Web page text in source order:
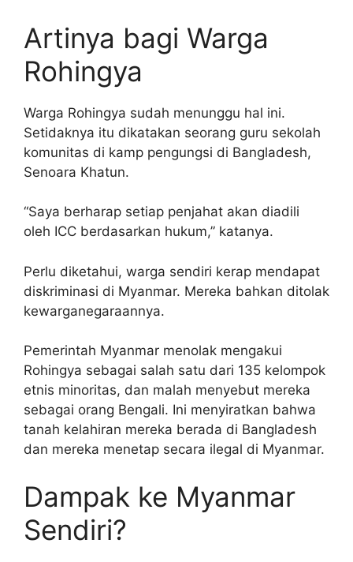
Artinya bagi Warga
Rohingya
Warga Rohingya sudah menunggu hal ini.
Setidaknya itu dikatakan seorang guru sekolah
komunitas di kamp pengungsi di Bangladesh,
Senoara Khatun.
“Saya berharap setiap penjahat akan diadili
oleh ICC berdasarkan hukum,” katanya.
Perlu diketahui, warga sendiri kerap mendapat
diskriminasi di Myanmar. Mereka bahkan ditolak
kewarganegaraannya.
Pemerintah Myanmar menolak mengakui
Rohingya sebagai salah satu dari 135 kelompok
etnis minoritas, dan malah menyebut mereka
sebagai orang Bengali. Ini menyiratkan bahwa
tanah kelahiran mereka berada di Bangladesh
dan mereka menetap secara ilegal di Myanmar.
Dampak ke Myanmar
Sendiri?